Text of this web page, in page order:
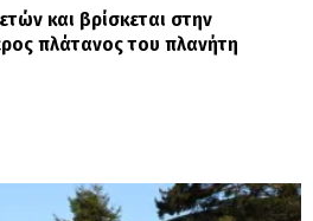
και βρίσκεται στην
πλάτανος του πλανήτη